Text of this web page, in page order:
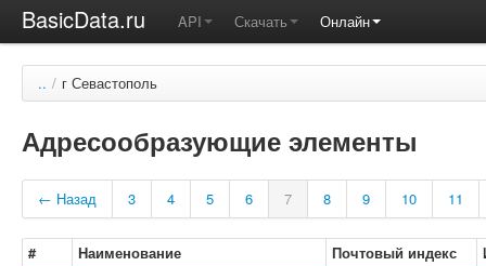
BasicData.ru API Скачать Онлайн
.. / г Севастополь
Адресообразующие элементы
← Назад 3 4 5 6 7 8 9 10 11
# Наименование Почтовый индекс